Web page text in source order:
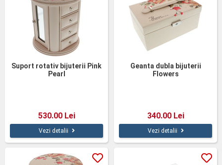
Suport rotativ bijuterii Pink
Pearl
530.00 Lei
Vezi detalii
Geanta dubla bijuterii
Flowers
340.00 Lei
Vezi detalii